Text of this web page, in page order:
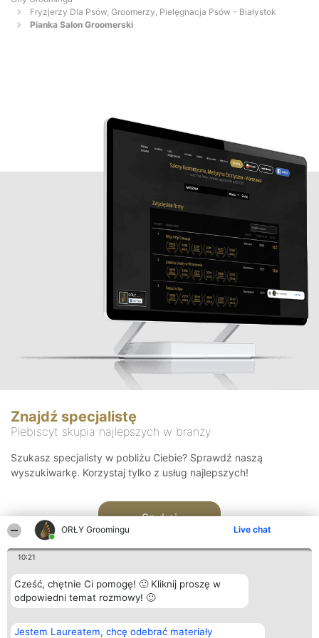
ORŁY Groomingu Live chat
10:21
Cześć, chętnie Ci pomogę! 🙂 Kliknij proszę w
odpowiedni temat rozmowy! 🙂
Jestem Laureatem, chcę odebrać materiały
Fryzjerzy Dla Psów, Groomerzy, Pielęgnacja Psów - Białystok
Pianka Salon Groomerski
Znajdź specjalistę
Plebiscyt skupia najlepszych w branży
Szukasz specjalisty w pobliżu Ciebie? Sprawdź naszą
wyszukiwarkę. Korzystaj tylko z usług najlepszych!
Szukaj
Organizator plebiscytu
Bright Side Solutions sp. z o.
Plebiscyt
Laureaci
Kontakt
Kontakt